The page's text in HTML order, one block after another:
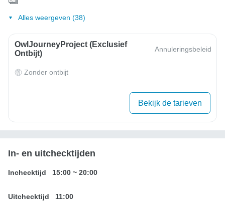
Alles weergeven (38)
OwlJourneyProject (exclusief
Ontbijt)
Annuleringsbeleid
Zonder ontbijt
Bekijk de tarieven
In- en uitchecktijden
Inchecktijd 15:00 ~ 20:00
Uitchecktijd 11:00